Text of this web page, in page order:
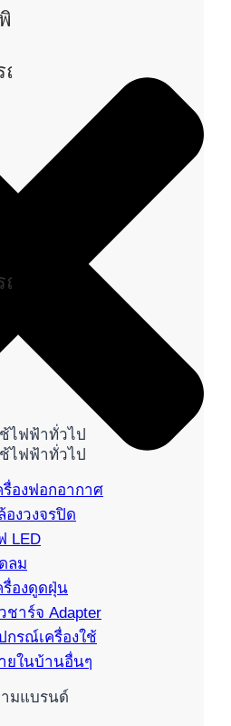
เตอร์
ช้ไฟฟ้าทั่วไป
ช้ไฟฟ้าทั่วไป
รื่องฟอกอากาศ
องวงจรปิด
LED
ลม
รื่องดูดฝุ่น
ชาร์จ Adapter
กรณ์เครื่องใช้
ยในบ้านอื่นๆ
มแบรนด์